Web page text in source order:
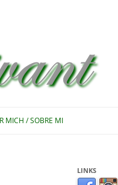
MICH / SOBRE MI
LINKS